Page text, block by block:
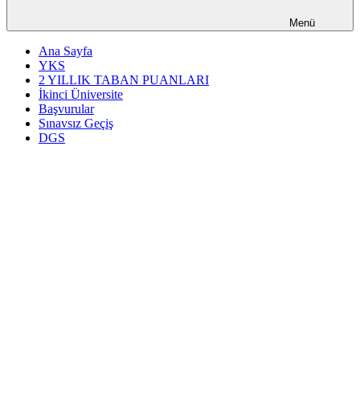
Menü
Ana Sayfa
YKS
2 YILLIK TABAN PUANLARI
İkinci Üniversite
Başvurular
Sınavsız Geçiş
DGS